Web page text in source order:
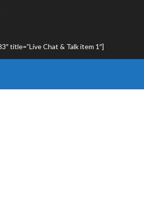
title=”Live Chat & Talk item 1″]